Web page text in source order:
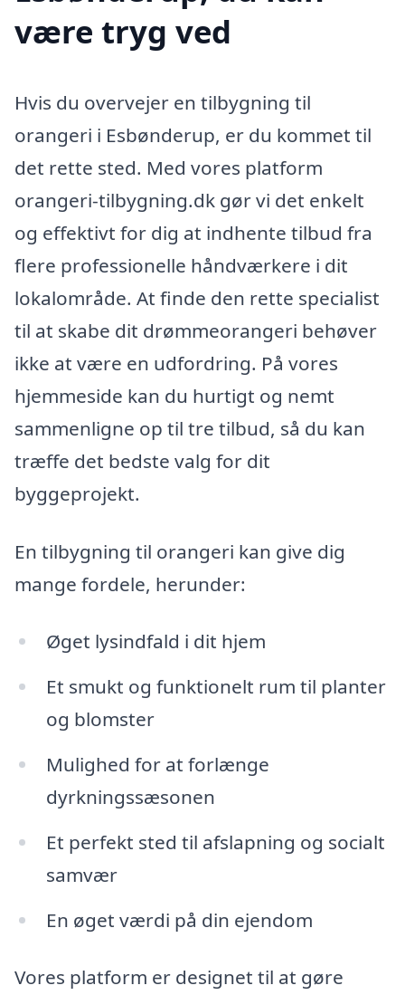
være tryg ved
Hvis du overvejer en tilbygning til
orangeri i Esbønderup, er du kommet til
det rette sted. Med vores platform
orangeri-tilbygning.dk gør vi det enkelt
og effektivt for dig at indhente tilbud fra
flere professionelle håndværkere i dit
lokalområde. At finde den rette specialist
til at skabe dit drømmeorangeri behøver
ikke at være en udfordring. På vores
hjemmeside kan du hurtigt og nemt
sammenligne op til tre tilbud, så du kan
træffe det bedste valg for dit
byggeprojekt.
En tilbygning til orangeri kan give dig
mange fordele, herunder:
Øget lysindfald i dit hjem
Et smukt og funktionelt rum til planter
og blomster
Mulighed for at forlænge
dyrkningssæsonen
Et perfekt sted til afslapning og socialt
samvær
En øget værdi på din ejendom
Vores platform er designet til at gøre